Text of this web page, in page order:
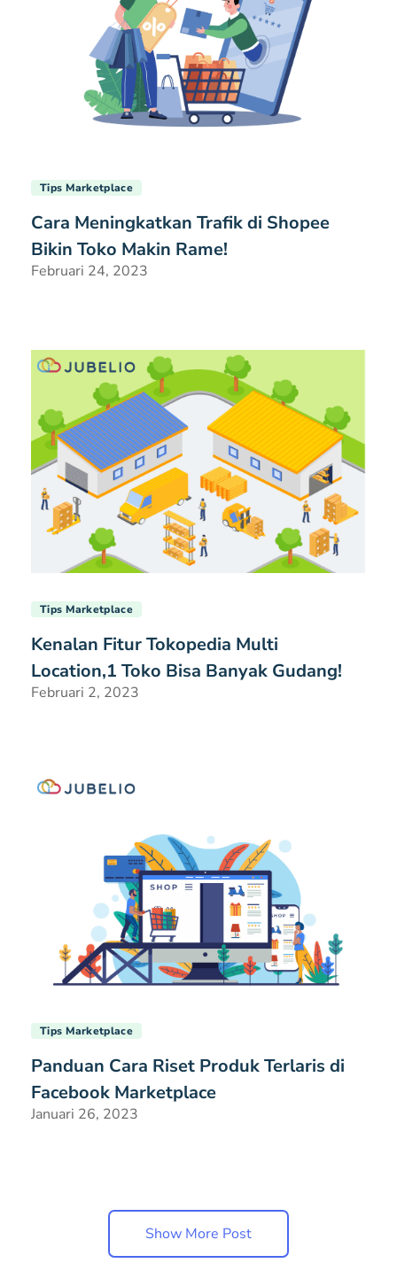
Tips Marketplace
Cara Meningkatkan Trafik di Shopee
Bikin Toko Makin Rame!
Februari 24, 2023
Tips Marketplace
Kenalan Fitur Tokopedia Multi
Location,1 Toko Bisa Banyak Gudang!
Februari 2, 2023
Tips Marketplace
Panduan Cara Riset Produk Terlaris di
Facebook Marketplace
Januari 26, 2023
Show More Post